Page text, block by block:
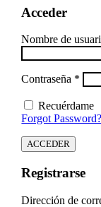
Acceder
Nombre de
Contraseña *
Recuérdame
Forgot Password?
ACCEDER
Registrarse
Dirección de